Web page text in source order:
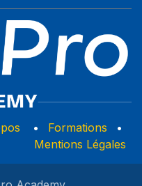
• Formations
•
Mentions Légales